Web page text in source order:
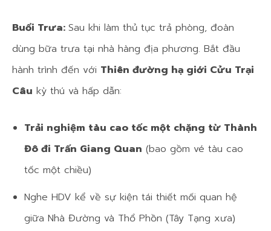
Buổi Trưa: Sau khi làm thủ tục trả phòng, đoàn
dùng bữa trưa tại nhà hàng địa phương. Bắt đầu
hành trình đến với Thiên đường hạ giới Cửu Trại
Câu kỳ thú và hấp dẫn:
Trải nghiệm tàu cao tốc một chặng từ Thành
Đô đi Trấn Giang Quan (bao gồm vé tàu cao
tốc một chiều)
Nghe HDV kể về sự kiện tái thiết mối quan hệ
giữa Nhà Đường và Thổ Phồn (Tây Tạng xưa)